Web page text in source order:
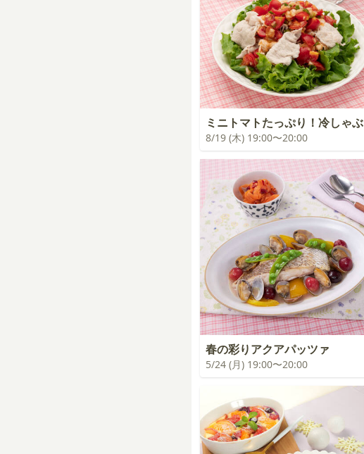
ミニトマトたっぷり！冷しゃぶ
8/19 (木) 19:00〜20:00
春の彩りアクアパッツァ
5/24 (月) 19:00〜20:00